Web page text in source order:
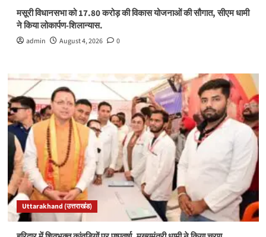
मसूरी विधानसभा को 17.80 करोड़ की विकास योजनाओं की सौगात, सीएम धामी
ने किया लोकार्पण-शिलान्यास.
admin August 4, 2026 0
Uttarakhand (उत्तराखंड)